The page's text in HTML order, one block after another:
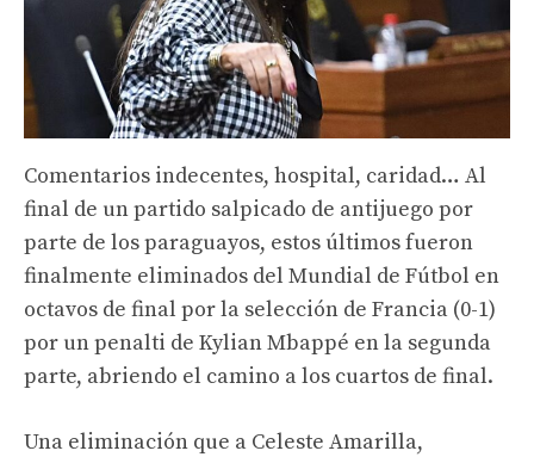
Comentarios indecentes, hospital, caridad… Al
final de un partido salpicado de antijuego por
parte de los paraguayos, estos últimos fueron
finalmente eliminados del Mundial de Fútbol en
octavos de final por la selección de Francia (0-1)
por un penalti de Kylian Mbappé en la segunda
parte, abriendo el camino a los cuartos de final.
Una eliminación que a Celeste Amarilla,